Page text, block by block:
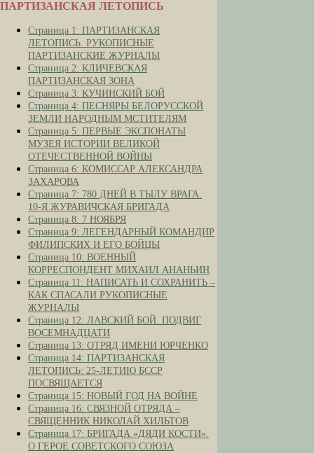
ПАРТИЗАНСКАЯ ЛЕТОПИСЬ
Страница 1: ПАРТИЗАНСКАЯ
ЛЕТОПИСЬ. РУКОПИСНЫЕ
ПАРТИЗАНСКИЕ ЖУРНАЛЫ
Страница 2: КЛИЧЕВСКАЯ
ПАРТИЗАНСКАЯ ЗОНА
Страница 3: КУЧИНСКИЙ БОЙ
Страница 4: ПЕСНЯРЫ БЕЛОРУССКОЙ
ЗЕМЛИ НАРОДНЫМ МСТИТЕЛЯМ
Страница 5: ПЕРВЫЕ ЭКСПОНАТЫ
МУЗЕЯ ИСТОРИИ ВЕЛИКОЙ
ОТЕЧЕСТВЕННОЙ ВОЙНЫ
Страница 6: КОМИССАР АЛЕКСАНДРА
ЗАХАРОВА
Страница 7: 780 ДНЕЙ В ТЫЛУ ВРАГА.
10-Я ЖУРАВИЧСКАЯ БРИГАДА
Страница 8: 7 НОЯБРЯ
Страница 9: ЛЕГЕНДАРНЫЙ КОМАНДИР
ФИЛИПСКИХ И ЕГО БОЙЦЫ
Страница 10: ВОЕННЫЙ
КОРРЕСПОНДЕНТ МИХАИЛ АНАНЬИН
Страница 11: НАПИСАТЬ И СОХРАНИТЬ –
КАК СПАСАЛИ РУКОПИСНЫЕ
ЖУРНАЛЫ
Страница 12: ЛАВСКИЙ БОЙ. ПОДВИГ
ВОСЕМНАДЦАТИ
Страница 13: ОТРЯД ИМЕНИ ЮРЧЕНКО
Страница 14: ПАРТИЗАНСКАЯ
ЛЕТОПИСЬ: 25-ЛЕТИЮ БССР
ПОСВЯЩАЕТСЯ
Страница 15: НОВЫЙ ГОД НА ВОЙНЕ
Страница 16: СВЯЗНОЙ ОТРЯДА –
СВЯЩЕННИК НИКОЛАЙ ХИЛЬТОВ
Страница 17: БРИГАДА «ДЯДИ КОСТИ».
О ГЕРОЕ СОВЕТСКОГО СОЮЗА